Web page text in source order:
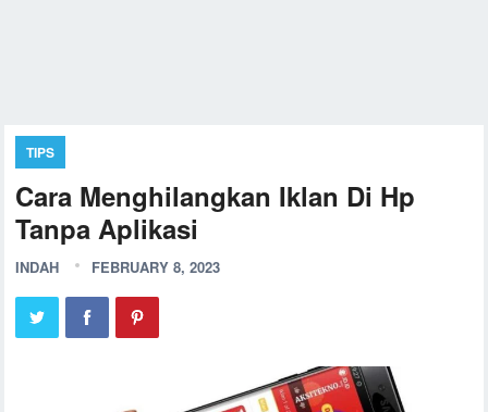
TIPS
Cara Menghilangkan Iklan Di Hp
Tanpa Aplikasi
INDAH FEBRUARY 8, 2023